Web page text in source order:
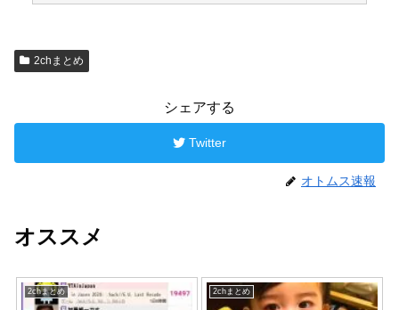
2chまとめ
シェアする
Twitter
オトムス速報
オススメ
2chまとめ 2chまとめ